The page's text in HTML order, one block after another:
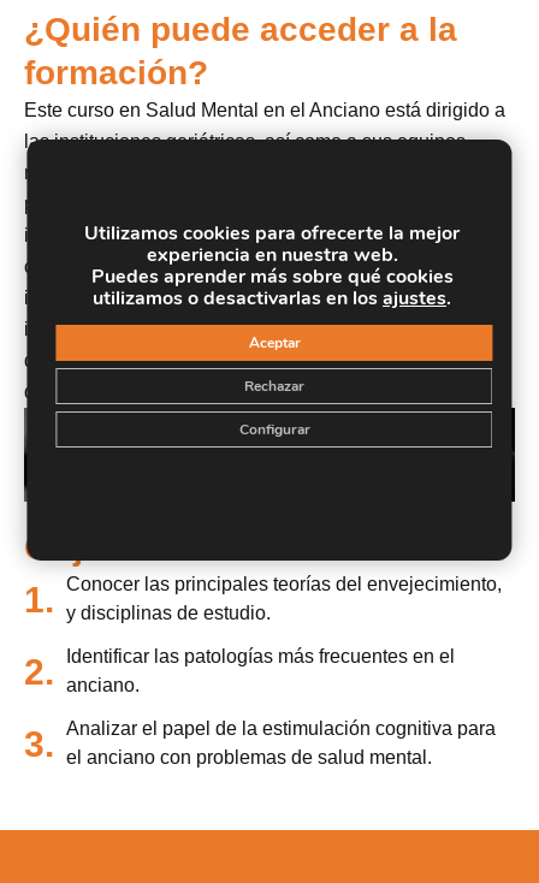
¿Quién puede acceder a la
formación?
Este curso en Salud Mental en el Anciano está dirigido a
las instituciones geriátricas, así como a sus equipos
multidisciplinares que desempeñan allí su tarea
profesional, además de a aquellas personas que están
interesadas en formar parte de los mismos. Dirigido a
cuidadores particulares y a cualquier persona que esté
interesada en adquirir conocimientos en el área de la
intervención geriátrica y el ámbito de la dependencia y
deseen desarrollar su actividad profesional en el sector
de prestación de servicios sociales.
Objetivos
1.
Conocer las principales teorías del envejecimiento,
y disciplinas de estudio.
2.
Identificar las patologías más frecuentes en el
anciano.
3.
Analizar el papel de la estimulación cognitiva para
el anciano con problemas de salud mental.
Utilizamos cookies para ofrecerte la mejor
experiencia en nuestra web.
Puedes aprender más sobre qué cookies
utilizamos o desactivarlas en losajustes.
Aceptar
Rechazar
Configurar